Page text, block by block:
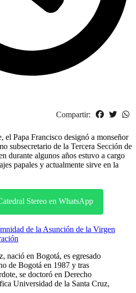
Compartir:
el Papa Francisco designó a monseñor
subsecretario de la Tercera Sección de
durante algunos años estuvo a cargo
papales y actualmente sirve en la
Stereo en WhatsApp
de la Asunción de la Virgen
nació en Bogotá, es egresado
de Bogotá en 1987 y tras
se doctoró en Derecho
Universidad de la Santa Cruz,